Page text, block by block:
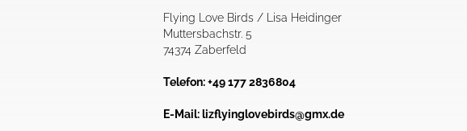
Flying Love Birds / Lisa Heidinger
Muttersbachstr. 5
74374 Zaberfeld
Telefon: +49 177 2836804
E-Mail: lizflyinglovebirds@gmx.de